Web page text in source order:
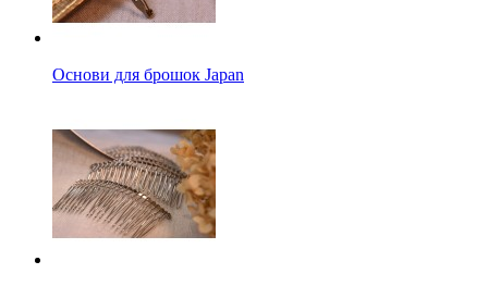
Основи для брошок Japan